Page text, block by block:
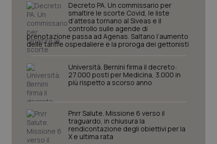
Decreto PA. Un commissario per
smaltire le scorte Covid, le liste
d’attesa tornano al Siveas e il
controllo sulle agende di
prenotazione passa ad Agenas. Saltano l’aumento
delle tariffe ospedaliere e la proroga dei gettonisti
Università. Bernini firma il decreto:
27.000 posti per Medicina, 3.000 in
più rispetto a scorso anno
Pnrr Salute. Missione 6 verso il
traguardo, in chiusura la
rendicontazione degli obiettivi per la
X e ultima rata
Necessari Statistici Marketing
I cookie necessari contribuiscono a rendere fruibile il
sito web abilitandone funzionalità di base quali la
navigazione sulle pagine e l'accesso alle aree
protette del sito. Il sito web non è in grado di
funzionare correttamente senza questi cookie.
Nome
Fornitore/Dominio
VISITOR_PRIVACY_METADATA
YouTube
.youtube.com